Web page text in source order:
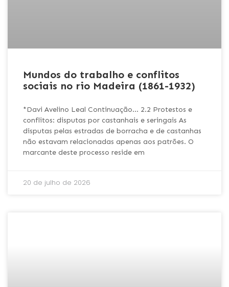
Mundos do trabalho e conflitos
sociais no rio Madeira (1861-1932)
*Davi Avelino Leal Continuação… 2.2 Protestos e
conflitos: disputas por castanhais e seringais As
disputas pelas estradas de borracha e de castanhas
não estavam relacionadas apenas aos patrões. O
marcante deste processo reside em
20 de julho de 2026